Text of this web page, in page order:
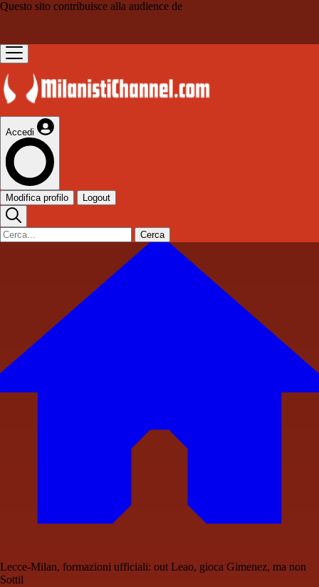
Questo sito contribuisce alla audience de
Accedi
Modifica profilo Logout
Cerca
Lecce-Milan, formazioni ufficiali: out Leao, gioca Gimenez, ma non
Sottil